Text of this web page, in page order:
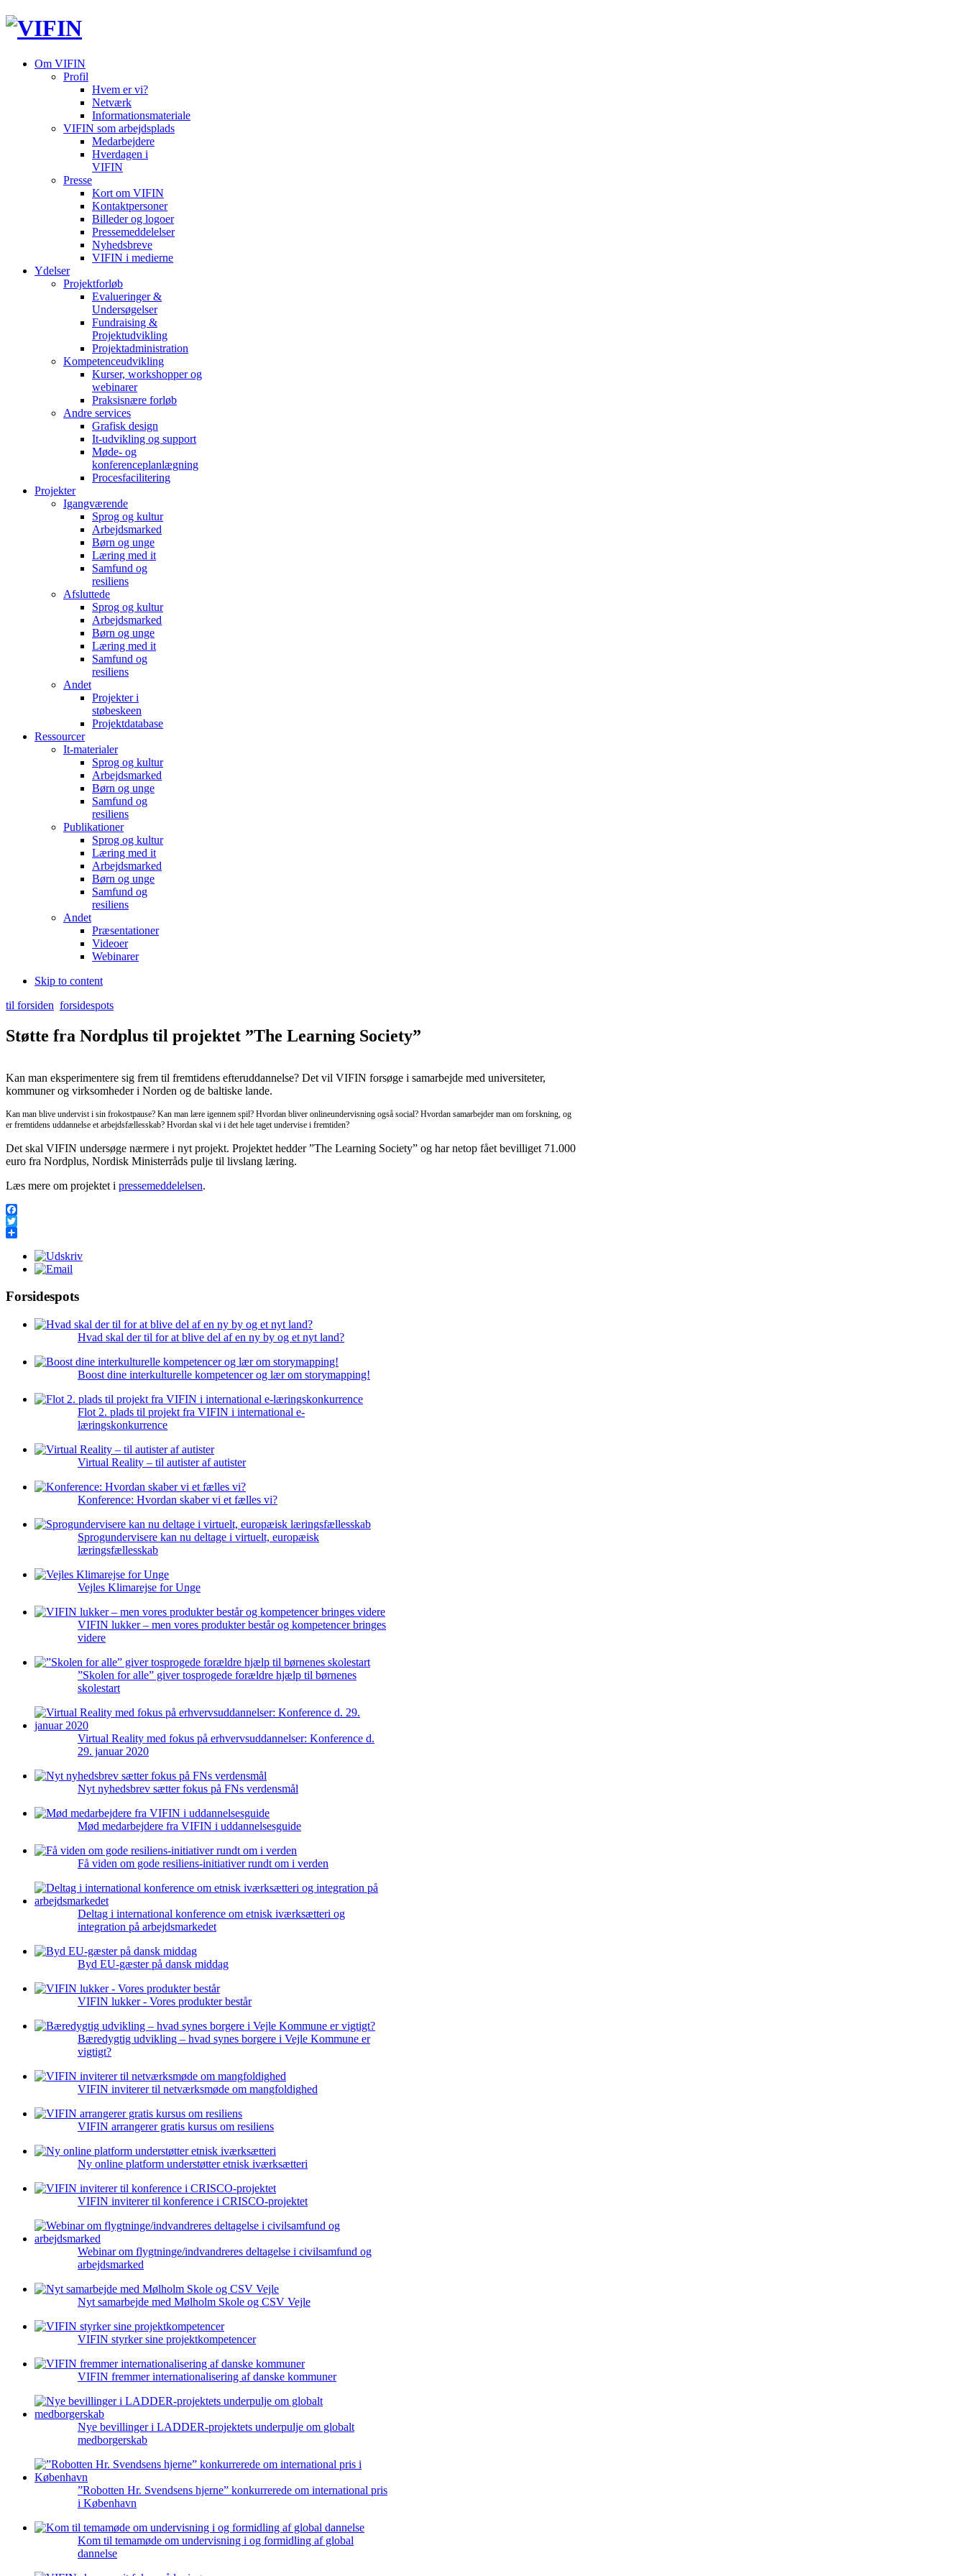
Om VIFIN
Profil
Hvem er vi?
Netværk
Informationsmateriale
VIFIN som arbejdsplads
Medarbejdere
Hverdagen i
VIFIN
Presse
Kort om VIFIN
Kontaktpersoner
Billeder og logoer
Pressemeddelelser
Nyhedsbreve
VIFIN i medierne
Ydelser
Projektforløb
Evalueringer &
Undersøgelser
Fundraising &
Projektudvikling
Projektadministration
Kompetenceudvikling
Kurser, workshopper og
webinarer
Praksisnære forløb
Andre services
Grafisk design
It-udvikling og support
Møde- og
konferenceplanlægning
Procesfacilitering
Projekter
Igangværende
Sprog og kultur
Arbejdsmarked
Børn og unge
Læring med it
Samfund og
resiliens
Afsluttede
Sprog og kultur
Arbejdsmarked
Børn og unge
Læring med it
Samfund og
resiliens
Andet
Projekter i
støbeskeen
Projektdatabase
Ressourcer
It-materialer
Sprog og kultur
Arbejdsmarked
Børn og unge
Samfund og
resiliens
Publikationer
Sprog og kultur
Læring med it
Arbejdsmarked
Børn og unge
Samfund og
resiliens
Andet
Præsentationer
Videoer
Webinarer
Skip to content
til forsiden forsidespots
Støtte fra Nordplus til projektet ”The Learning Society”
Kan man eksperimentere sig frem til fremtidens efteruddannelse? Det vil VIFIN forsøge i samarbejde med universiteter,
kommuner og virksomheder i Norden og de baltiske lande.
Kan man blive undervist i sin frokostpause? Kan man lære igennem spil? Hvordan bliver onlineundervisning også social? Hvordan samarbejder man om forskning, og
er fremtidens uddannelse et arbejdsfællesskab? Hvordan skal vi i det hele taget undervise i fremtiden?
Det skal VIFIN undersøge nærmere i nyt projekt. Projektet hedder ”The Learning Society” og har netop fået bevilliget 71.000
euro fra Nordplus, Nordisk Ministerråds pulje til livslang læring.
Læs mere om projektet i pressemeddelelsen.
Facebook
Twitter
Forsidespots
Hvad skal der til for at blive del af en ny by og et nyt land?
Boost dine interkulturelle kompetencer og lær om storymapping!
Flot 2. plads til projekt fra VIFIN i international e-
læringskonkurrence
Virtual Reality – til autister af autister
Konference: Hvordan skaber vi et fælles vi?
Sprogundervisere kan nu deltage i virtuelt, europæisk
læringsfællesskab
Vejles Klimarejse for Unge
VIFIN lukker – men vores produkter består og kompetencer bringes
videre
”Skolen for alle” giver tosprogede forældre hjælp til børnenes
skolestart
Virtual Reality med fokus på erhvervsuddannelser: Konference d.
29. januar 2020
Nyt nyhedsbrev sætter fokus på FNs verdensmål
Mød medarbejdere fra VIFIN i uddannelsesguide
Få viden om gode resiliens-initiativer rundt om i verden
Deltag i international konference om etnisk iværksætteri og
integration på arbejdsmarkedet
Byd EU-gæster på dansk middag
VIFIN lukker - Vores produkter består
Bæredygtig udvikling – hvad synes borgere i Vejle Kommune er
vigtigt?
VIFIN inviterer til netværksmøde om mangfoldighed
VIFIN arrangerer gratis kursus om resiliens
Ny online platform understøtter etnisk iværksætteri
VIFIN inviterer til konference i CRISCO-projektet
Webinar om flygtninge/indvandreres deltagelse i civilsamfund og
arbejdsmarked
Nyt samarbejde med Mølholm Skole og CSV Vejle
VIFIN styrker sine projektkompetencer
VIFIN fremmer internationalisering af danske kommuner
Nye bevillinger i LADDER-projektets underpulje om globalt
medborgerskab
”Robotten Hr. Svendsens hjerne” konkurrerede om international pris
i København
Kom til temamøde om undervisning i og formidling af global
dannelse